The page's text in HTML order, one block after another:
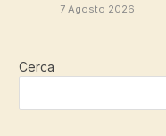
7 Agosto 2026
Cerca